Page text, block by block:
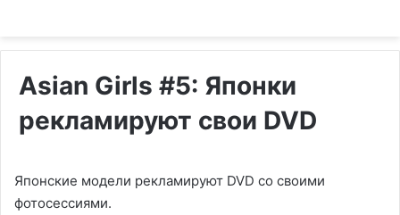
Asian Girls #5: Японки
рекламируют свои DVD
Японские модели рекламируют DVD со своими
фотосессиями.